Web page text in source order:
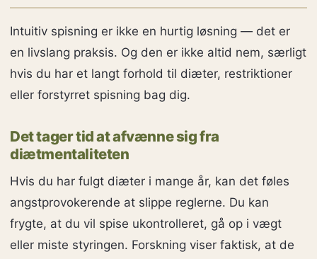
Intuitiv spisning er ikke en hurtig løsning — det er
en livslang praksis. Og den er ikke altid nem, særligt
hvis du har et langt forhold til diæter, restriktioner
eller forstyrret spisning bag dig.
Det tager tid at afvænne sig fra
diætmentaliteten
Hvis du har fulgt diæter i mange år, kan det føles
angstprovokerende at slippe reglerne. Du kan
frygte, at du vil spise ukontrolleret, gå op i vægt
eller miste styringen. Forskning viser faktisk, at de